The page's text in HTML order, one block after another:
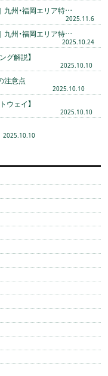
州・福岡エリア特…
2025.11.6
州・福岡エリア特…
2025.10.24
グ解説】
2025.10.10
注意点
2025.10.10
ウェイ】
2025.10.10
2025.10.10